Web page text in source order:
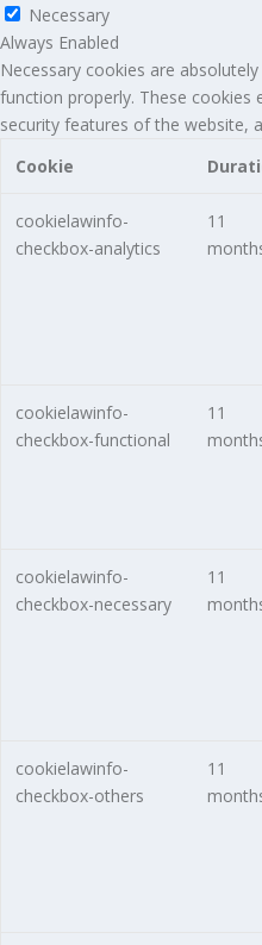
Necessary
Always Enabled
Necessary cookies are
function properly. These cookies
security features of the website,
Cookie
cookielawinfo-
checkbox-analytics
11
cookielawinfo-
checkbox-functional
11
cookielawinfo-
checkbox-necessary
11
cookielawinfo-
checkbox-others
11